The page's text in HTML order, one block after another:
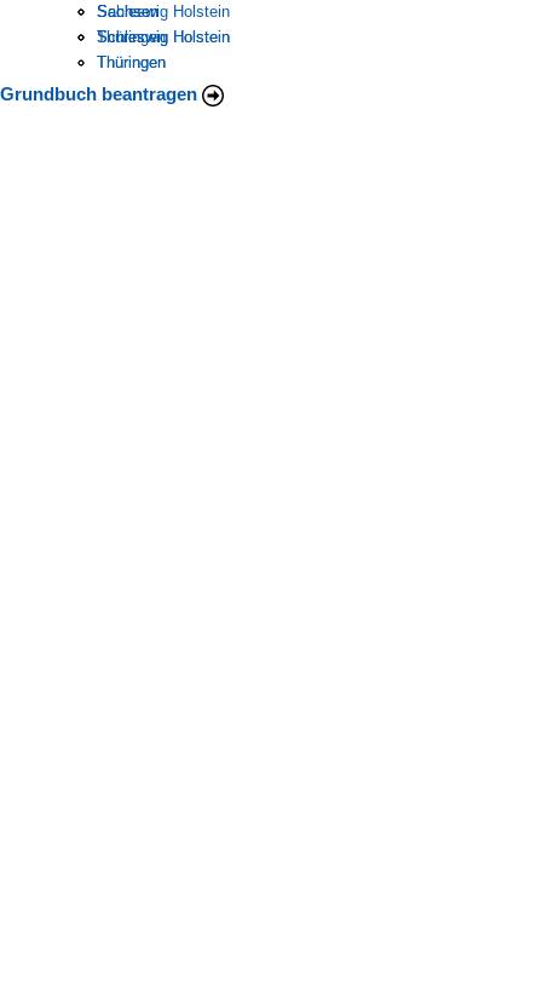
Schleswig Holstein
Thüringen
Grundbuch beantragen
Sachsen
Schleswig Holstein
Thüringen
Sachsen
Schleswig Holstein
Thüringen